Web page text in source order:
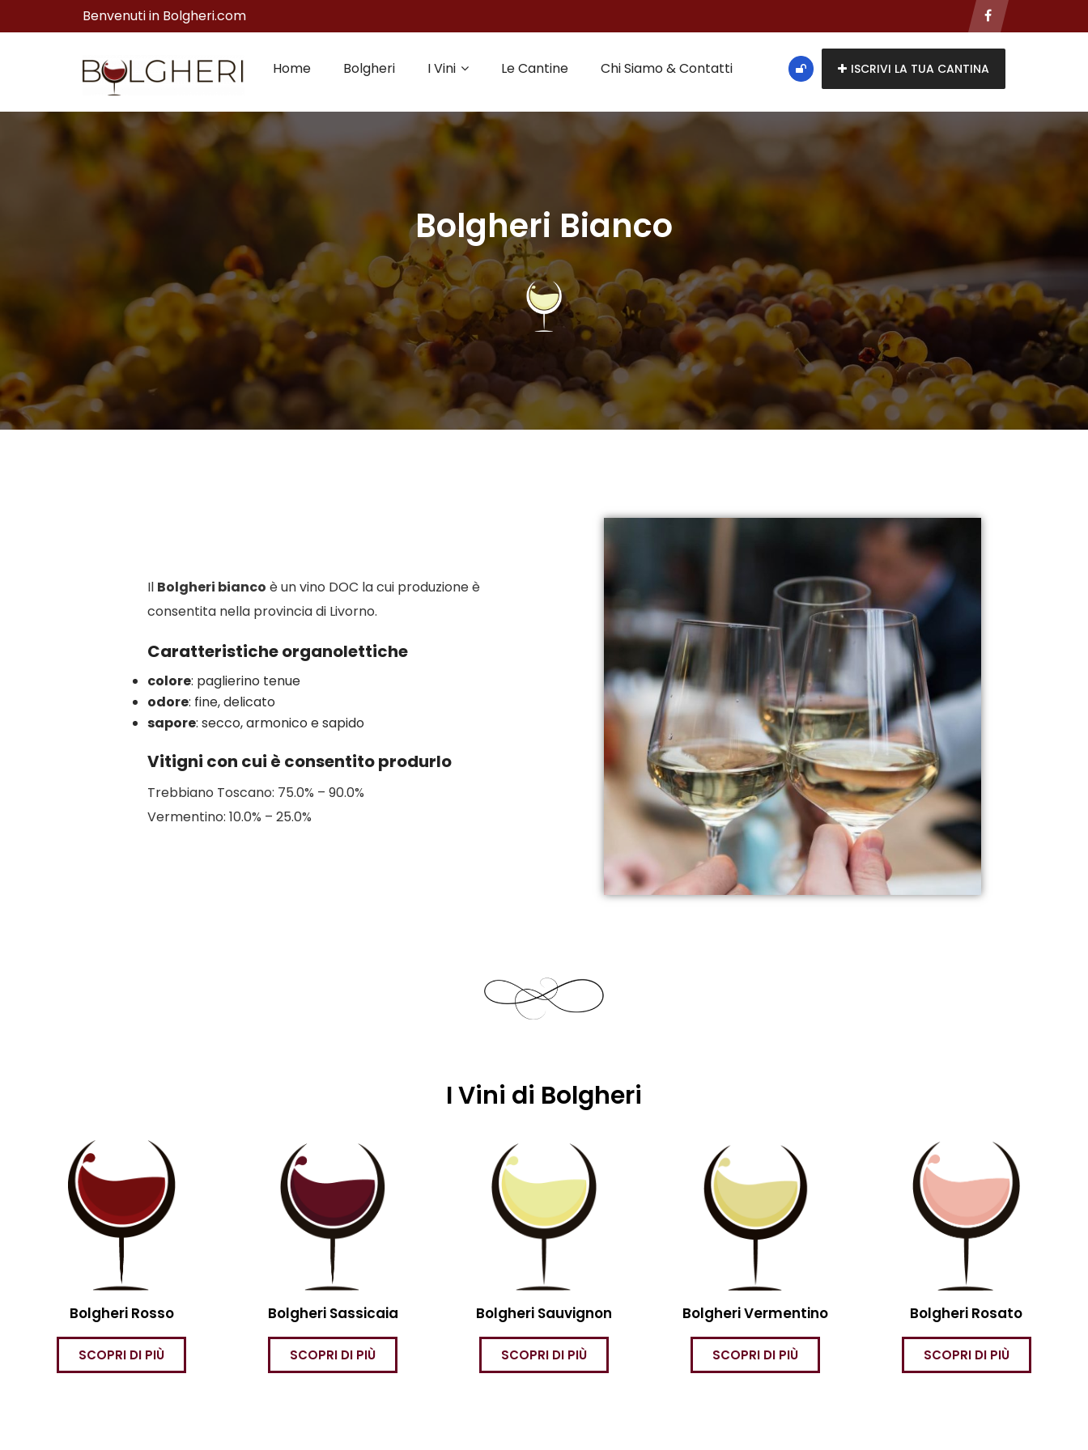
Benvenuti in Bolgheri.com
ISCRIVI LA TUA CANTINA
Home Bolgheri I Vini Le Cantine Chi Siamo & Contatti
Bolgheri Bianco
Il Bolgheri bianco è un vino DOC la cui produzione è
consentita nella provincia di Livorno.
Caratteristiche organolettiche
colore: paglierino tenue
odore: fine, delicato
sapore: secco, armonico e sapido
Vitigni con cui è consentito produrlo
Trebbiano Toscano: 75.0% – 90.0%
Vermentino: 10.0% – 25.0%
I Vini di Bolgheri
Bolgheri Rosso
SCOPRI DI PIÙ
Bolgheri Sassicaia
SCOPRI DI PIÙ
Bolgheri Sauvignon
SCOPRI DI PIÙ
Bolgheri Vermentino
SCOPRI DI PIÙ
Bolgheri Rosato
SCOPRI DI PIÙ